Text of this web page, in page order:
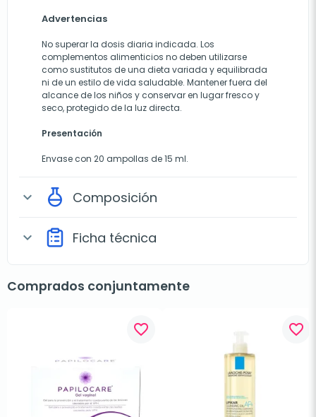
Advertencias
No superar la dosis diaria indicada. Los
complementos alimenticios no deben utilizarse
como sustitutos de una dieta variada y equilibrada
ni de un estilo de vida saludable. Mantener fuera del
alcance de los niños y conservar en lugar fresco y
seco, protegido de la luz directa.
Presentación
Envase con 20 ampollas de 15 ml.
expand_more Composición
expand_more Ficha técnica
Comprados conjuntamente
favorite_border favorite_border